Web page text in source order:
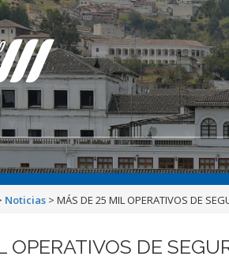
Noticias >MÁS DE 25 MIL OPERATIVOS DE
OPERATIVOS DE